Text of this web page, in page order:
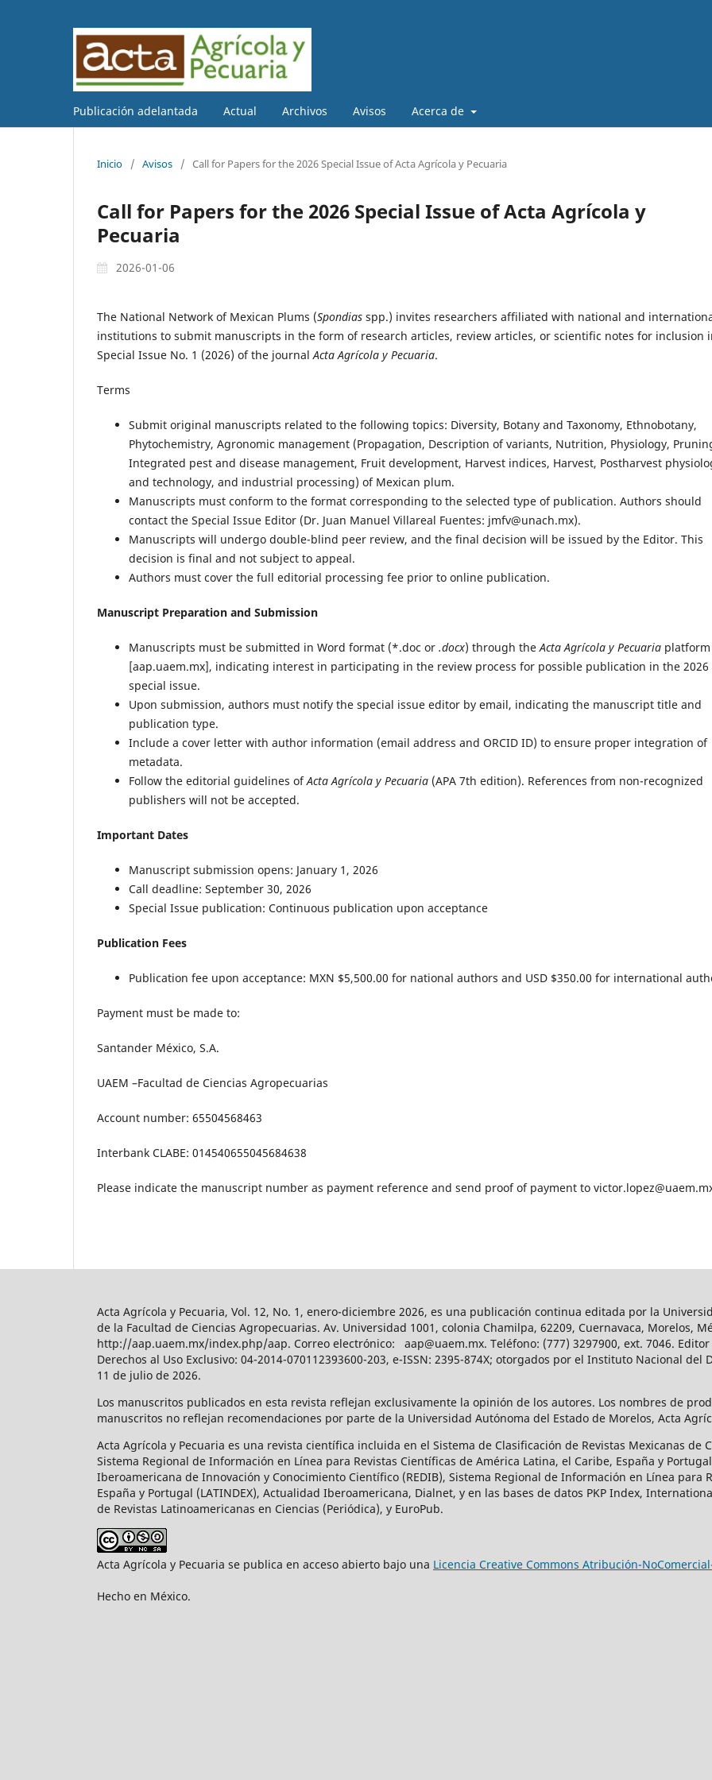
Publicación adelantada Actual Archivos Avisos Acerca de
Inicio / Avisos / Call for Papers for the 2026 Special Issue of Acta Agrícola y Pecuaria
Call for Papers for the 2026 Special Issue of Acta Agrícola y
Pecuaria
2026-01-06
The National Network of Mexican Plums (Spondias spp.) invites researchers affiliated with national and
institutions to submit manuscripts in the form of research articles, review articles, or scientific notes for inclusion
Special Issue No. 1 (2026) of the journalActa Agrícola y Pecuaria.
Terms
Submit original manuscripts related to the following topics: Diversity, Botany and Taxonomy, Ethnobotany,
Phytochemistry, Agronomic management (Propagation, Description of variants, Nutrition, Physiology,
Integrated pest and disease management, Fruit development, Harvest indices, Harvest, Postharvest
and technology, and industrial processing) of Mexican plum.
Manuscripts must conform to the format corresponding to the selected type of publication. Authors should
contact the Special Issue Editor (Dr. Juan Manuel Villareal Fuentes: jmfv@unach.mx).
Manuscripts will undergo double-blind peer review, and the final decision will be issued by the Editor. This
decision is final and not subject to appeal.
Authors must cover the full editorial processing fee prior to online publication.
Manuscript Preparation and Submission
Manuscripts must be submitted in Word format (*.doc or .docx) through theActa Agrícola y Pecuaria platform
[aap.uaem.mx], indicating interest in participating in the review process for possible publication in the 2026
special issue.
Upon submission, authors must notify the special issue editor by email, indicating the manuscript title and
publication type.
Include a cover letter with author information (email address and ORCID ID) to ensure proper integration of
metadata.
Follow the editorial guidelines ofActa Agrícola y Pecuaria (APA 7th edition). References from non-recognized
publishers will not be accepted.
Important Dates
Manuscript submission opens: January 1, 2026
Call deadline: September 30, 2026
Special Issue publication: Continuous publication upon acceptance
Publication Fees
Publication fee upon acceptance: MXN $5,500.00 for national authors and USD $350.00 for international
Payment must be made to:
Santander México, S.A.
UAEM –Facultad de Ciencias Agropecuarias
Account number: 65504568463
Interbank CLABE: 014540655045684638
Please indicate the manuscript number as payment reference and send proof of payment to
Acta Agrícola y Pecuaria, Vol. 12, No. 1, enero-diciembre 2026, es una publicación continua editada por la
de la Facultad de Ciencias Agropecuarias. Av. Universidad 1001, colonia Chamilpa, 62209, Cuernavaca, Morelos,
http://aap.uaem.mx/index.php/aap. Correo electrónico: aap@uaem.mx. Teléfono: (777) 3297900, ext. 7046.
Derechos al Uso Exclusivo: 04-2014-070112393600-203, e-ISSN: 2395-874X; otorgados por el Instituto Nacional
11 de julio de 2026.
Los manuscritos publicados en esta revista reflejan exclusivamente la opinión de los autores. Los nombres de
manuscritos no reflejan recomendaciones por parte de la Universidad Autónoma del Estado de Morelos, Acta
Acta Agrícola y Pecuaria es una revista científica incluida en el Sistema de Clasificación de Revistas Mexicanas de
Sistema Regional de Información en Línea para Revistas Científicas de América Latina, el Caribe, España y
Iberoamericana de Innovación y Conocimiento Científico (REDIB), Sistema Regional de Información en Línea para
España y Portugal (LATINDEX), Actualidad Iberoamericana, Dialnet, y en las bases de datos PKP Index,
de Revistas Latinoamericanas en Ciencias (Periódica), y EuroPub.
Acta Agrícola y Pecuaria se publica en acceso abierto bajo una Licencia Creative Commons Atribución-
Hecho en México.